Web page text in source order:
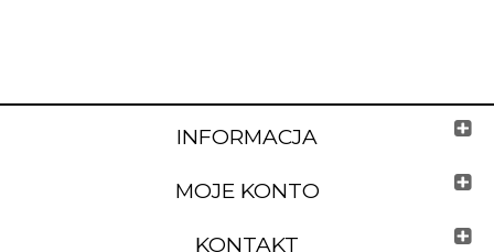
INFORMACJA
MOJE KONTO
KONTAKT